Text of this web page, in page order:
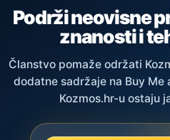
Podrži neovisne
znanosti i
Članstvo pomaže održati
dodatne sadržaje na Buy Me
Kozmos.hr-u ostaju